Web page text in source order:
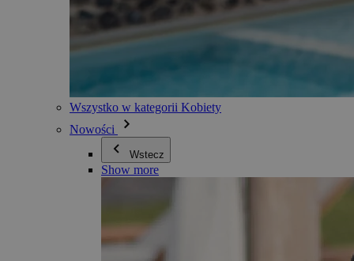
Wszystko w kategorii Kobiety
Nowości
Wstecz
Show more